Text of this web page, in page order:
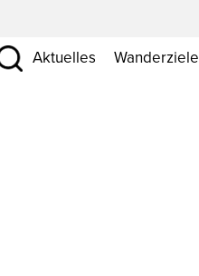
Aktuelles Wanderziele